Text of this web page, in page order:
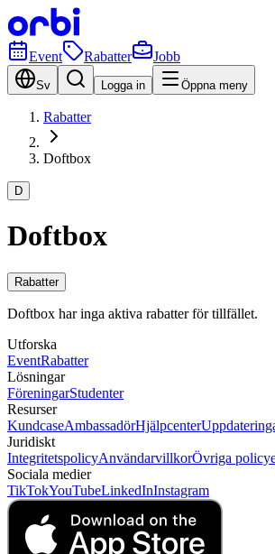
Event Rabatter Jobb
Sv Logga in Öppna meny
Rabatter
Doftbox
D
Doftbox
Rabatter
Doftbox har inga aktiva rabatter för tillfället.
Utforska
EventRabatter
Lösningar
FöreningarStudenter
Resurser
KundcaseAmbassadörHjälpcenter
Juridiskt
IntegritetspolicyAnvändarvillkorÖvriga
Sociala medier
TikTokYouTubeLinkedInInstagram